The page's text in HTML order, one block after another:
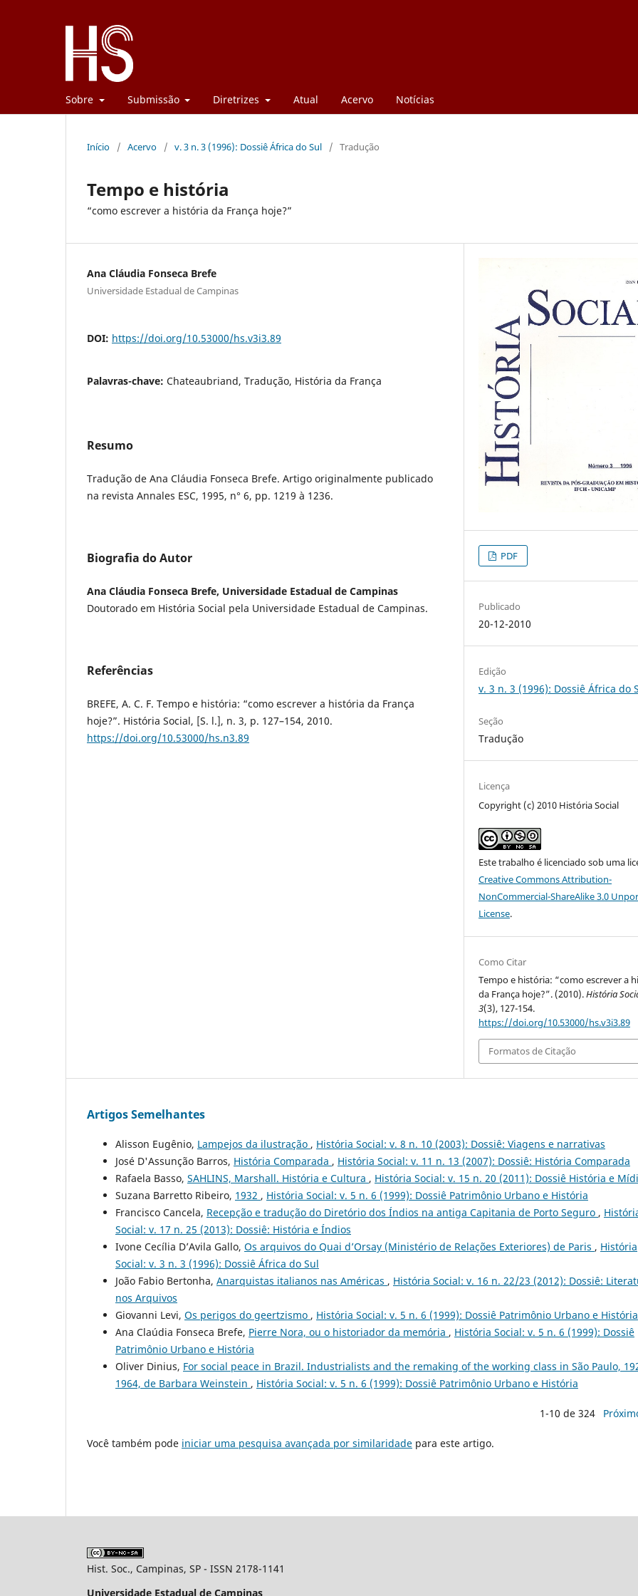
Sobre Submissão Diretrizes Atual Acervo Notícias
Início / Acervo / v. 3 n. 3 (1996): Dossiê África do Sul / Tradução
Tempo e história
“como escrever a história da França hoje?”
Ana Cláudia Fonseca Brefe
Universidade Estadual de Campinas
DOI: https://doi.org/10.53000/hs.v3i3.89
Palavras-chave: Chateaubriand, Tradução, História da França
Resumo
Tradução de Ana Cláudia Fonseca Brefe. Artigo originalmente publicado
na revista Annales ESC, 1995, n° 6, pp. 1219 à 1236.
Biografia do Autor
Ana Cláudia Fonseca Brefe, Universidade Estadual de Campinas
Doutorado em História Social pela Universidade Estadual de Campinas.
Referências
BREFE, A. C. F. Tempo e história: “como escrever a história da França
hoje?”. História Social, [S. l.], n. 3, p. 127–154, 2010.
https://doi.org/10.53000/hs.n3.89
PDF
Publicado
20-12-2010
Edição
v. 3 n. 3 (1996): Dossiê África do
Seção
Tradução
Licença
Copyright (c) 2010 História Social
Este trabalho é licenciado sob uma
Creative Commons Attribution-
NonCommercial-ShareAlike 3.0
License.
Como Citar
Tempo e história: “como escrever a
da França hoje?”. (2010).História
3(3), 127-154.
https://doi.org/10.53000/hs.v3i3.89
Formatos de Citação
Artigos Semelhantes
Alisson Eugênio, Lampejos da ilustração , História Social: v. 8 n. 10 (2003): Dossiê: Viagens e narrativas
José D'Assunção Barros, História Comparada , História Social: v. 11 n. 13 (2007): Dossiê: História Comparada
Rafaela Basso, SAHLINS, Marshall. História e Cultura , História Social: v. 15 n. 20 (2011): Dossiê História e
Suzana Barretto Ribeiro, 1932 , História Social: v. 5 n. 6 (1999): Dossiê Patrimônio Urbano e História
Francisco Cancela, Recepção e tradução do Diretório dos Índios na antiga Capitania de Porto Seguro ,
Social: v. 17 n. 25 (2013): Dossiê: História e Índios
Ivone Cecília D’Avila Gallo, Os arquivos do Quai d’Orsay (Ministério de Relações Exteriores) de Paris , História
Social: v. 3 n. 3 (1996): Dossiê África do Sul
João Fabio Bertonha, Anarquistas italianos nas Américas , História Social: v. 16 n. 22/23 (2012): Dossiê:
nos Arquivos
Giovanni Levi, Os perigos do geertzismo , História Social: v. 5 n. 6 (1999): Dossiê Patrimônio Urbano e História
Ana Claúdia Fonseca Brefe, Pierre Nora, ou o historiador da memória , História Social: v. 5 n. 6 (1999): Dossiê
Patrimônio Urbano e História
Oliver Dinius, For social peace in Brazil. Industrialists and the remaking of the working class in São Paulo,
1964, de Barbara Weinstein , História Social: v. 5 n. 6 (1999): Dossiê Patrimônio Urbano e História
1-10 de 324
Você também pode iniciar uma pesquisa avançada por similaridade para este artigo.
Hist. Soc., Campinas, SP - ISSN 2178-1141
Universidade Estadual de Campinas